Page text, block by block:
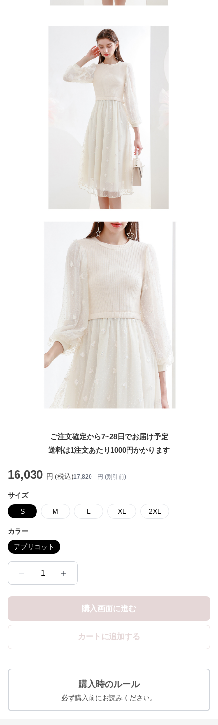
ご注文確定から7~28日でお届け予定
送料は1注文あたり 1000円かかります
16,030 円 (税込)17,820 円 (割引前)
サイズ
S M L XL 2XL
カラー
アプリコット
1
購入画面に進む
カートに追加する
購入時のルール
必ず購入前にお読みください。